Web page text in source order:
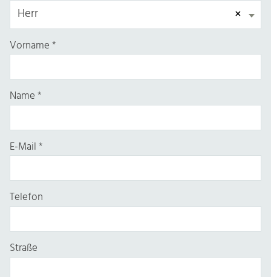
×
Herr
Vorname*
Name*
E-Mail*
Telefon
Straße